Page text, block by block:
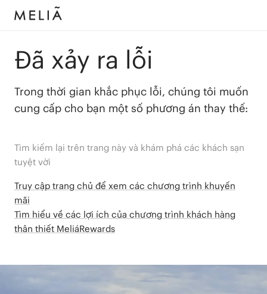
Đã xảy ra lỗi
Trong thời gian khắc phục lỗi, chúng tôi muốn
cung cấp cho bạn một số phương án thay thế:
Tìm kiếm lại trên trang này và khám phá các khách sạn
tuyệt vời
Truy cập trang chủ để xem các chương trình khuyến
mãi
Tìm hiểu về các lợi ích của chương trình khách hàng
thân thiết MeliáRewards